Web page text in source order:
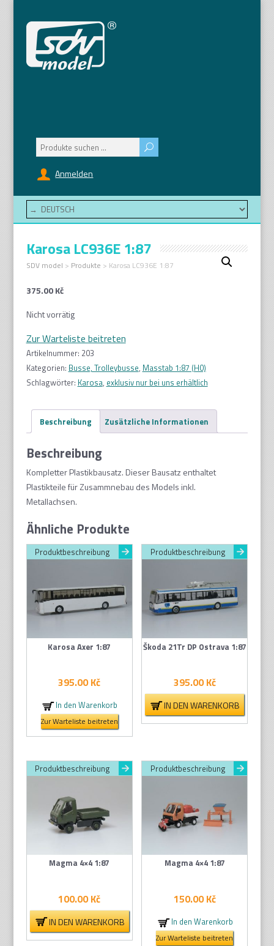
Anmelden
Suchen
nach:
Karosa LC936E 1:87
SDV model > Produkte > Karosa LC936E 1:87
375.00Kč
Nicht vorrätig
Zur Warteliste beitreten
Artikelnummer: 203
Kategorien: Busse, Trolleybusse, Masstab 1:87 (H0)
Schlagwörter: Karosa, exklusiv nur bei uns erhältlich
Beschreibung Zusätzliche Informationen
Beschreibung
Kompletter Plastikbausatz. Dieser Bausatz enthaltet
Plastikteile für Zusammnebau des Models inkl.
Metallachsen.
Ähnliche Produkte
Produktbeschreibung
Karosa Axer 1:87
395.00Kč
In den Warenkorb
Zur Warteliste beitreten
Produktbeschreibung
Škoda 21Tr DP Ostrava 1:87
395.00Kč
IN DEN WARENKORB
Produktbeschreibung
Magma 4×4 1:87
100.00Kč
IN DEN WARENKORB
Produktbeschreibung
Magma 4×4 1:87
150.00Kč
In den Warenkorb
Zur Warteliste beitreten